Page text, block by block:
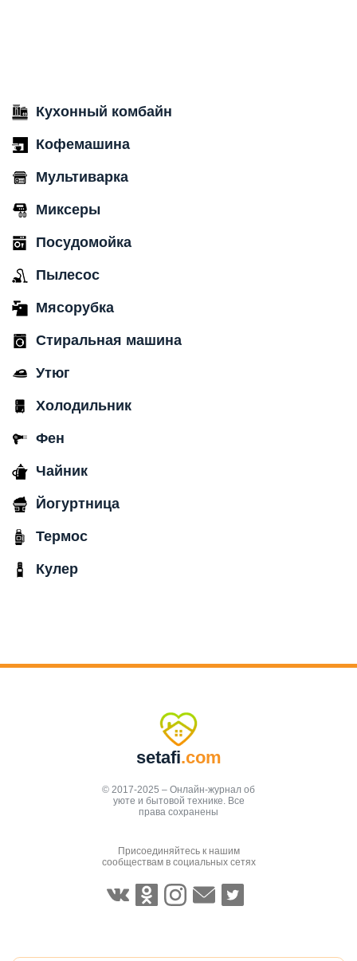
Кухонный комбайн
Кофемашина
Мультиварка
Миксеры
Посудомойка
Пылесос
Мясорубка
Стиральная машина
Утюг
Холодильник
Фен
Чайник
Йогуртница
Термос
Кулер
setafi.com
© 2017-2025 – Онлайн-журнал об
уюте и бытовой технике. Все
права сохранены
Присоединяйтесь к нашим
сообществам в социальных сетях